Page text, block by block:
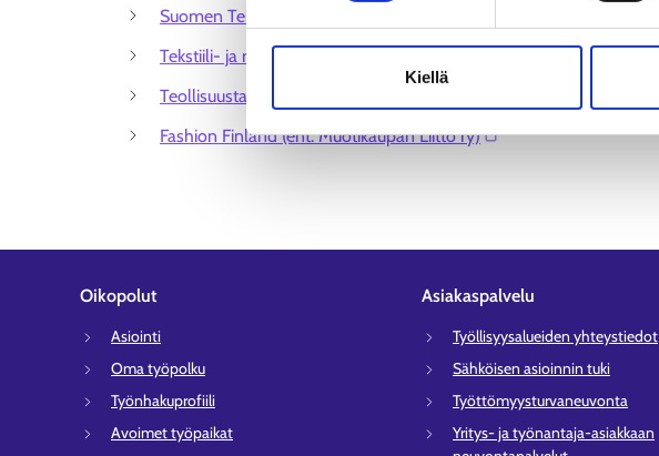
Kiellä
Suomen Tekstiili & Muoti ry⁠
Tekstiili- ja muotialat TMA⁠
Teollisuustaiteen Liitto Ornamo⁠
Fashion Finland (ent. Muotikaupan Liitto ry)⁠
Oikopolut
Asiointi
Oma työpolku
Työnhakuprofiili
Avoimet työpaikat
Asiakaspalvelu
Työllisyysalueiden yhteystiedot
Sähköisen asioinnin tuki
Työttömyysturvaneuvonta
Yritys- ja työnantaja-asiakkaan